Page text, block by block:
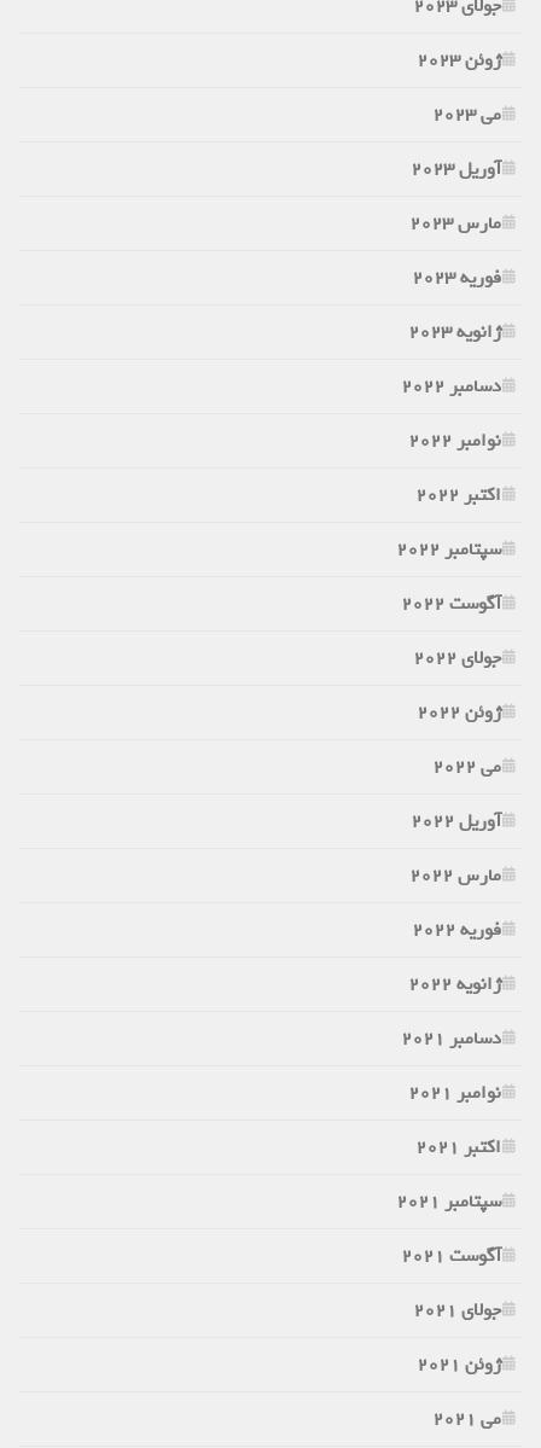
جولای 2023
ژوئن 2023
می 2023
آوریل 2023
مارس 2023
فوریه 2023
ژانویه 2023
دسامبر 2022
نوامبر 2022
اکتبر 2022
سپتامبر 2022
آگوست 2022
جولای 2022
ژوئن 2022
می 2022
آوریل 2022
مارس 2022
فوریه 2022
ژانویه 2022
دسامبر 2021
نوامبر 2021
اکتبر 2021
سپتامبر 2021
آگوست 2021
جولای 2021
ژوئن 2021
می 2021